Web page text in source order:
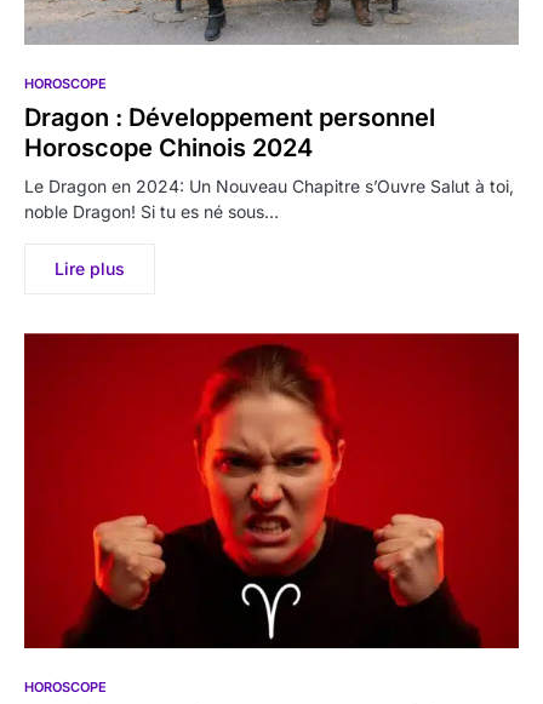
HOROSCOPE
Dragon : Développement personnel
Horoscope Chinois 2024
Le Dragon en 2024: Un Nouveau Chapitre s’Ouvre Salut à toi,
noble Dragon! Si tu es né sous…
Lire plus
HOROSCOPE